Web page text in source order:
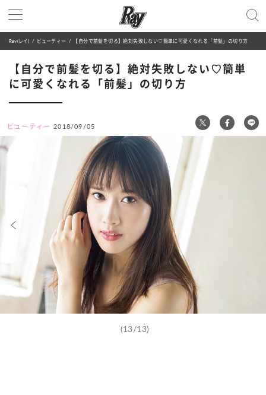
Ray(レイ) ビューティー 【自分で前髪を切る】絶対失敗しない♡簡単に可愛くなれる「前髪」の切り方
【自分で前髪を切る】絶対失敗しない♡簡単
に可愛くなれる「前髪」の切り方
ビューティー 2018/09/05
(13/13)